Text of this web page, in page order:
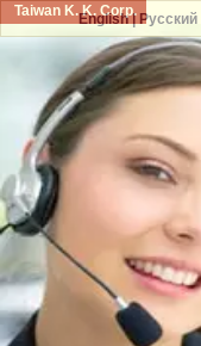
Taiwan K. K. Corp.
English| Русский|